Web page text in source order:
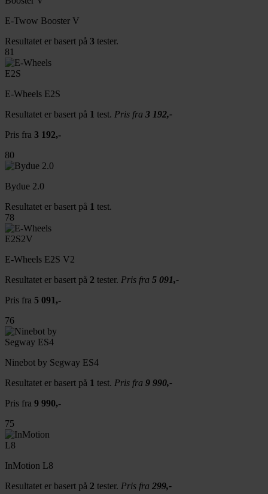
E-Twow Booster V
Resultatet er basert på 3 tester.
81
E-Wheels E2S
Resultatet er basert på 1 test. Pris fra 3 192,-
Pris fra 3 192,-
80
Bydue 2.0
Resultatet er basert på 1 test.
78
E-Wheels E2S V2
Resultatet er basert på 2 tester. Pris fra 5 091,-
Pris fra 5 091,-
76
Ninebot by Segway ES4
Resultatet er basert på 1 test. Pris fra 9 990,-
Pris fra 9 990,-
75
InMotion L8
Resultatet er basert på 2 tester. Pris fra 299,-